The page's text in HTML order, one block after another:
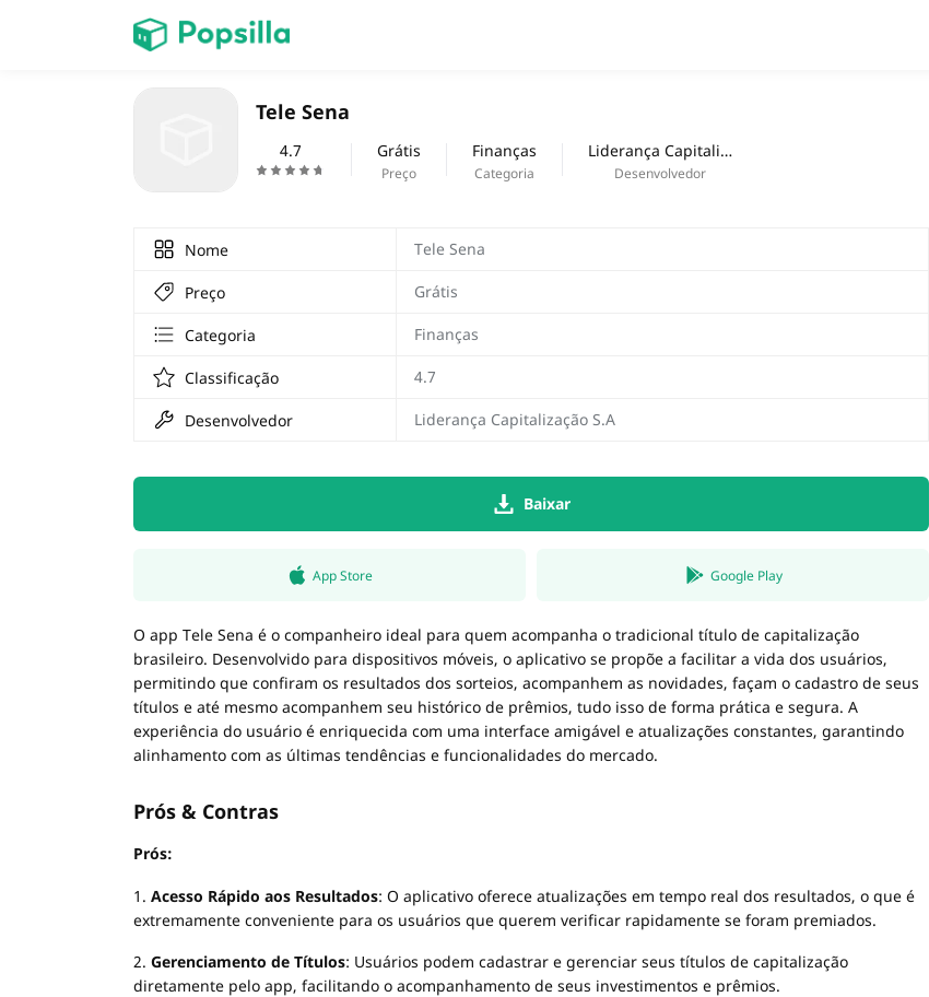
Tele Sena
4.7 Grátis
Preço
Finanças
Categoria
Liderança Capitalização S.A
Desenvolvedor
Nome Tele Sena
Preço Grátis
Categoria Finanças
Classificação 4.7
Desenvolvedor Liderança Capitalização S.A
Baixar
App Store Google Play
O app Tele Sena é o companheiro ideal para quem acompanha o tradicional título de capitalização
brasileiro. Desenvolvido para dispositivos móveis, o aplicativo se propõe a facilitar a vida dos usuários,
permitindo que confiram os resultados dos sorteios, acompanhem as novidades, façam o cadastro de seus
títulos e até mesmo acompanhem seu histórico de prêmios, tudo isso de forma prática e segura. A
experiência do usuário é enriquecida com uma interface amigável e atualizações constantes, garantindo
alinhamento com as últimas tendências e funcionalidades do mercado.
Prós & Contras
Prós:
1. Acesso Rápido aos Resultados: O aplicativo oferece atualizações em tempo real dos resultados, o que é
extremamente conveniente para os usuários que querem verificar rapidamente se foram premiados.
2. Gerenciamento de Títulos: Usuários podem cadastrar e gerenciar seus títulos de capitalização
diretamente pelo app, facilitando o acompanhamento de seus investimentos e prêmios.